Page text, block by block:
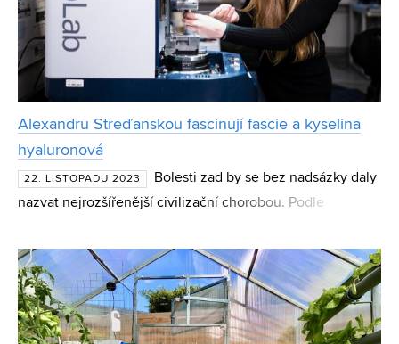
Alexandru Streďanskou fascinují fascie a kyselina
hyaluronová
22. LISTOPADU 2023
Bolesti zad by se bez nadsázky daly
nazvat nejrozšířenější civilizační chorobou. Podle
spodních zad málo používané nebo naopak přetížené
fascie. T